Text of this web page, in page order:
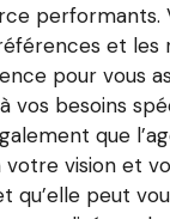
performants.
et les
pour vous
vos besoins
que
vision et
qu’elle peut